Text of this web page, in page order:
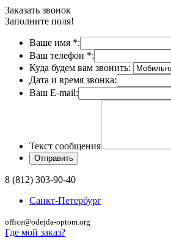
Заказать звонок
Заполните поля!
Ваше имя *:
Ваш телефон *:
Куда будем вам звонить:
Дата и время звонка:
Ваш E-mail:
Текст сообщения
8 (812) 303-90-40
Санкт-Петербург
office@odejda-optom.org
Где мой заказ?